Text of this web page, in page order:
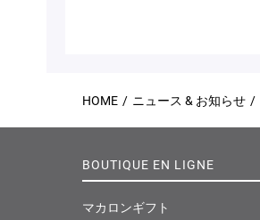
HOME ニュース & お知らせ
BOUTIQUE EN LIGNE
マカロンギフト